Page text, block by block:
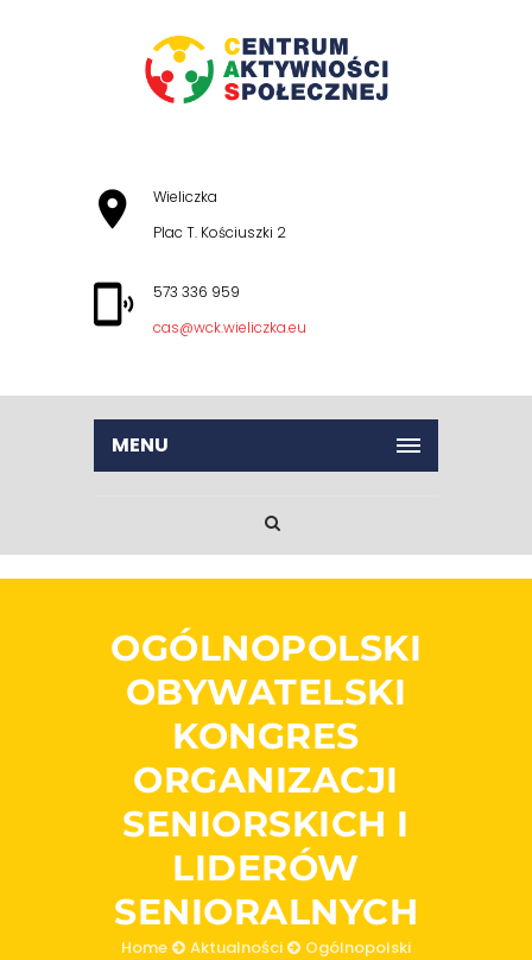
Wieliczka
Plac T. Kościuszki 2
573 336 959
cas@wck.wieliczka.eu
MENU
OGÓLNOPOLSKI
OBYWATELSKI
KONGRES
ORGANIZACJI
SENIORSKICH I
LIDERÓW
SENIORALNYCH
Home Aktualności
Ogólnopolski